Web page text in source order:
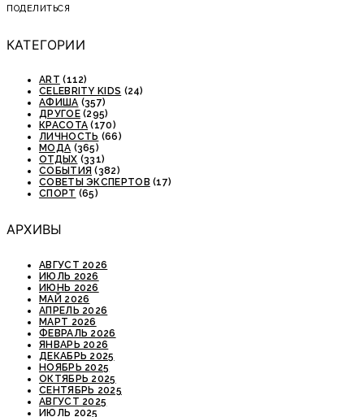
ПОДЕЛИТЬСЯ
КАТЕГОРИИ
ART (112)
CELEBRITY KIDS (24)
АФИША (357)
ДРУГОЕ(295)
КРАСОТА (170)
ЛИЧНОСТЬ (66)
МОДА (365)
ОТДЫХ (331)
СОБЫТИЯ (382)
СОВЕТЫ ЭКСПЕРТОВ (17)
СПОРТ (65)
АРХИВЫ
АВГУСТ 2026
ИЮЛЬ 2026
ИЮНЬ 2026
МАЙ 2026
АПРЕЛЬ 2026
МАРТ 2026
ФЕВРАЛЬ 2026
ЯНВАРЬ 2026
ДЕКАБРЬ 2025
НОЯБРЬ 2025
ОКТЯБРЬ 2025
СЕНТЯБРЬ 2025
АВГУСТ 2025
ИЮЛЬ 2025